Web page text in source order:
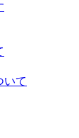
いて